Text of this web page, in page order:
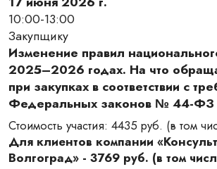
10:00-13:00
Закупщику
Изменение правил
2025–2026 годах. На что
при закупках в соответствии с
Федеральных законов № 44-
Стоимость участия: 4435 руб. (в том
Для клиентов компании
Волгоград» - 3769 руб. (в том